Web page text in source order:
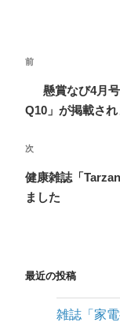
投
ナ
ビ
ゲ
ー
シ
前
稿
前
懸賞なび4月
Q10」が掲載され
次
投
稿
次
健康雑誌「
ました
最近の投稿
雑誌「家